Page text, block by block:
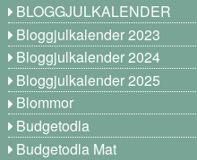
BLOGGJULKALENDER
Bloggjulkalender 2023
Bloggjulkalender 2024
Bloggjulkalender 2025
Blommor
Budgetodla
Budgetodla Mat